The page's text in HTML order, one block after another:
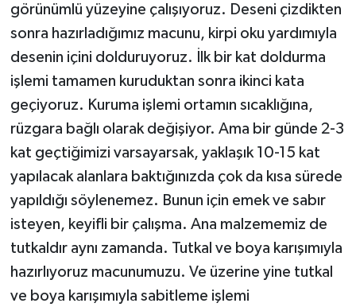
görünümlü yüzeyine çalışıyoruz. Deseni çizdikten
sonra hazırladığımız macunu, kirpi oku yardımıyla
desenin içini dolduruyoruz. İlk bir kat doldurma
işlemi tamamen kuruduktan sonra ikinci kata
geçiyoruz. Kuruma işlemi ortamın sıcaklığına,
rüzgara bağlı olarak değişiyor. Ama bir günde 2-3
kat geçtiğimizi varsayarsak, yaklaşık 10-15 kat
yapılacak alanlara baktığınızda çok da kısa sürede
yapıldığı söylenemez. Bunun için emek ve sabır
isteyen, keyifli bir çalışma. Ana malzememiz de
tutkaldır aynı zamanda. Tutkal ve boya karışımıyla
hazırlıyoruz macunumuzu. Ve üzerine yine tutkal
ve boya karışımıyla sabitleme işlemi